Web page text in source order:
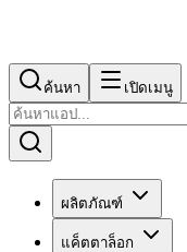
ค้นหา เปิดเมนู
ผลิตภัณฑ์
แค็ตตาล็อก